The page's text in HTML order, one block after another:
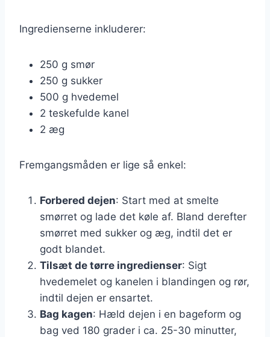
Ingredienserne inkluderer:
250 g smør
250 g sukker
500 g hvedemel
2 teskefulde kanel
2 æg
Fremgangsmåden er lige så enkel:
Forbered dejen: Start med at smelte
smørret og lade det køle af. Bland derefter
smørret med sukker og æg, indtil det er
godt blandet.
Tilsæt de tørre ingredienser: Sigt
hvedemelet og kanelen i blandingen og rør,
indtil dejen er ensartet.
Bag kagen: Hæld dejen i en bageform og
bag ved 180 grader i ca. 25-30 minutter,